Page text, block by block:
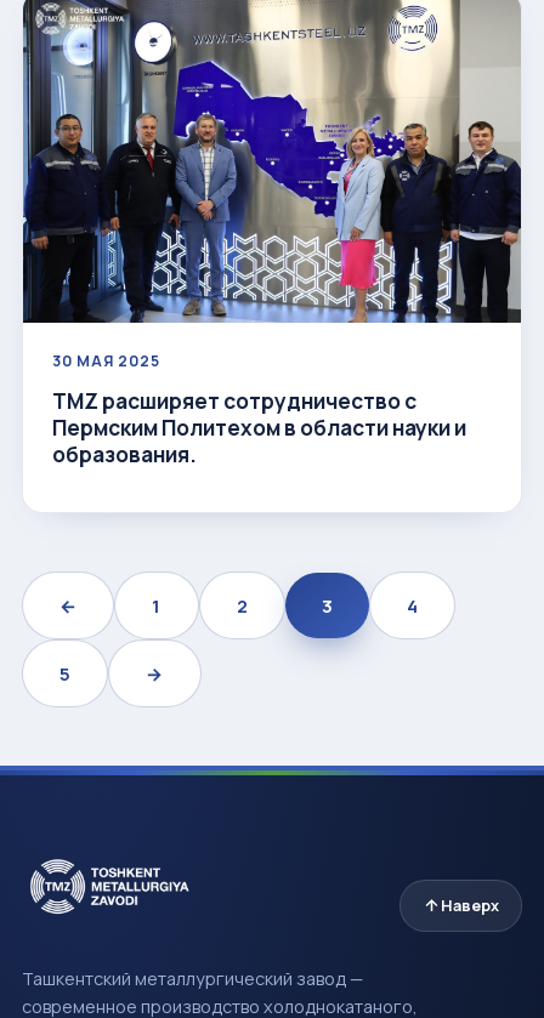
30 МАЯ 2025
ТМZ расширяет сотрудничество с
Пермским Политехом в области науки и
образования.
← 1 2 3 4
5 →
Наверх
Ташкентский металлургический завод —
современное производство холоднокатаного,